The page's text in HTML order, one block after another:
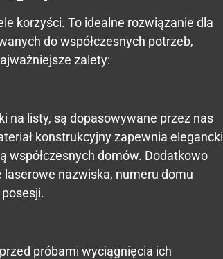
korzyści. To idealne rozwiązanie dla
do współczesnych potrzeb,
zalety:
na listy, są dopasowywane przez nas
konstrukcyjny zapewnia elegancki
współczesnych domów. Dodatkowo
nazwiska, numeru domu
próbami wyciągnięcia ich